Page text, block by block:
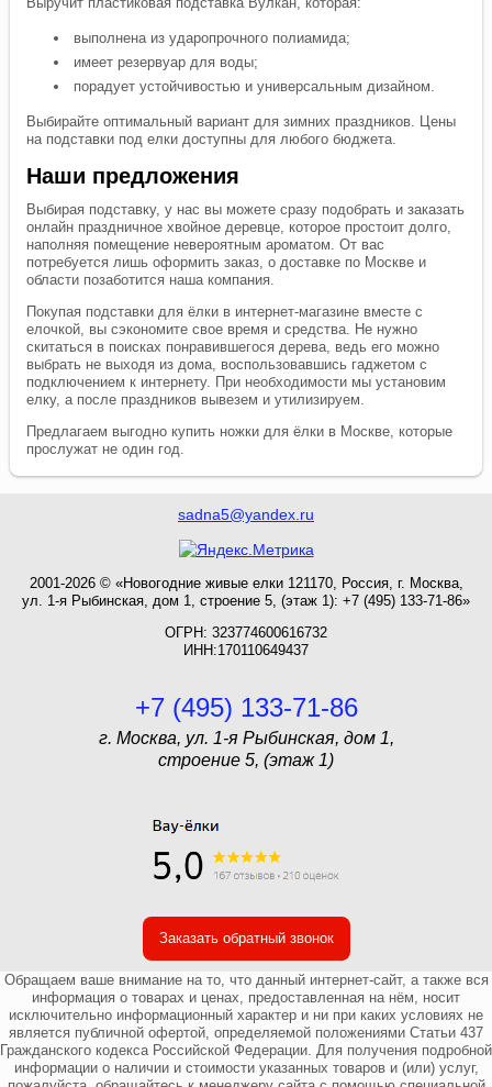
выполнена из ударопрочного полиамида;
имеет резервуар для воды;
порадует устойчивостью и универсальным дизайном.
Выбирайте оптимальный вариант для зимних праздников. Цены
на подставки под елки доступны для любого бюджета.
Наши предложения
Выбирая подставку, у нас вы можете сразу подобрать и заказать
онлайн праздничное хвойное деревце, которое простоит долго,
наполняя помещение невероятным ароматом. От вас
потребуется лишь оформить заказ, о доставке по Москве и
области позаботится наша компания.
Покупая подставки для ёлки в интернет-магазине вместе с
елочкой, вы сэкономите свое время и средства. Не нужно
скитаться в поисках понравившегося дерева, ведь его можно
выбрать не выходя из дома, воспользовавшись гаджетом с
подключением к интернету. При необходимости мы установим
елку, а после праздников вывезем и утилизируем.
Предлагаем выгодно купить ножки для ёлки в Москве, которые
прослужат не один год.
sadna5@yandex.ru
2001-2026 © «Новогодние живые елки 121170, Россия, г. Москва,
ул. 1-я Рыбинская, дом 1, строение 5, (этаж 1): +7 (495) 133-71-86»
ОГРН: 323774600616732
ИНН:170110649437
+7 (495) 133-71-86
г. Москва, ул. 1-я Рыбинская, дом 1,
строение 5, (этаж 1)
Заказать обратный звонок
Обращаем ваше внимание на то, что данный интернет-сайт, а также вся
информация о товарах и ценах, предоставленная на нём, носит
исключительно информационный характер и ни при каких условиях не
является публичной офертой, определяемой положениями Статьи 437
Гражданского кодекса Российской Федерации. Для получения подробной
информации о наличии и стоимости указанных товаров и (или) услуг,